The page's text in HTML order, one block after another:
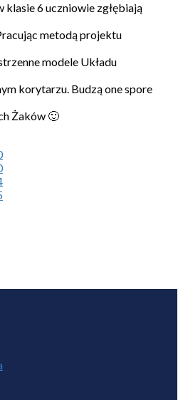
klasie 6 uczniowie zgłębiają
metodą projektu
modele Układu
korytarzu. Budzą one spore
Żaków 🙂